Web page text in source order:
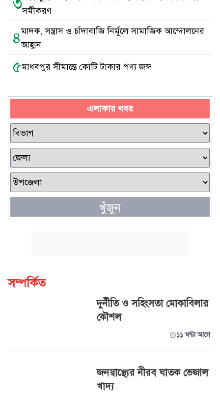
৩সমীকরণ
৪মাদক, সন্ত্রাস ও চাঁদাবাজি নির্মূলে সামাজিক আন্দোলনের
আহ্বান
৫মাধবপুর সীমান্তে কোটি টাকার পণ্য জব্দ
এলাকার খবর
খুঁজুন
সম্পর্কিত
দুর্নীতি ও সহিংসতা মোকাবিলার
কৌশল
১১ ঘণ্টা আগে
জনস্বাস্থ্যের নীরব ঘাতক ভেজাল
খাদ্য